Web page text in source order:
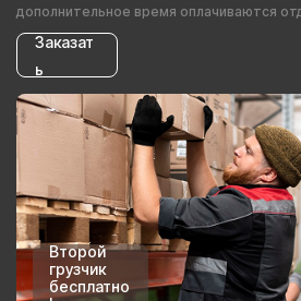
дополнительное время оплачиваются
Заказат
ь
Второй
грузчик
бесплатно